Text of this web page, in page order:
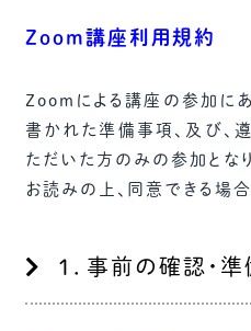
Zoom講座利用規約
Zoomによる講座の参加に
書かれた準備事項、及び、
ただいた方のみの参加とな
お読みの上、同意できる場
１．事前の確認・準